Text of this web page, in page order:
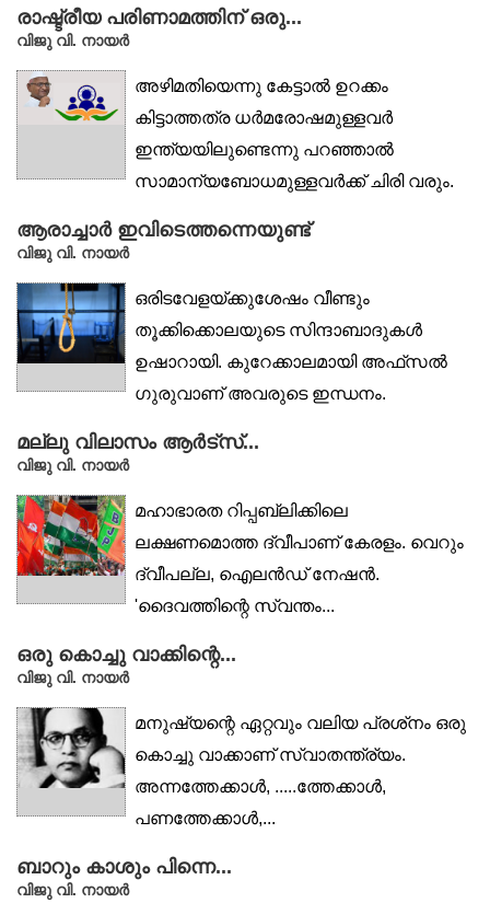
രാഷ്ട്രീയ പരിണാമത്തിന് ഒരു...
വിജു വി. നായര്‍
അഴിമതിയെന്നു കേട്ടാൽ ഉറക്കം
കിട്ടാത്തത്ര ധർമരോഷമുള്ളവർ
ഇന്ത്യയിലുണ്ടെന്നു പറഞ്ഞാൽ
സാമാന്യബോധമുള്ളവർക്ക് ചിരി വരും.
ആരാച്ചാർ ഇവിടെത്തന്നെയുണ്ട്
വിജു വി. നായര്‍
ഒരിടവേളയ്ക്കുശേഷം വീണ്ടും
തൂക്കിക്കൊലയുടെ സിന്ദാബാദുകൾ
ഉഷാറായി. കുറേക്കാലമായി അഫ്‌സൽ
ഗുരുവാണ് അവരുടെ ഇന്ധനം.
മല്ലു വിലാസം ആര്‍ട്‌സ്...
വിജു വി. നായര്‍
മഹാഭാരത റിപ്പബ്ലിക്കിലെ
ലക്ഷണമൊത്ത ദ്വീപാണ് കേരളം. വെറും
ദ്വീപല്ല, ഐലന്‍ഡ് നേഷന്‍.
'ദൈവത്തിന്റെ സ്വന്തം...
ഒരു കൊച്ചു വാക്കിന്റെ...
വിജു വി. നായര്‍
മനുഷ്യന്റെ ഏറ്റവും വലിയ പ്രശ്‌നം ഒരു
കൊച്ചു വാക്കാണ് സ്വാതന്ത്ര്യം.
അന്നത്തേക്കാള്‍, .....ത്തേക്കാള്‍,
പണത്തേക്കാള്‍,...
ബാറും കാശും പിന്നെ...
വിജു വി. നായര്‍